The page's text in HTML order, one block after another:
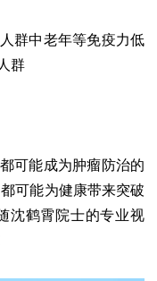
群中老年等免疫力低
群
可能成为肿瘤防治的
可能为健康带来突破
沈鹤霄院士的专业视